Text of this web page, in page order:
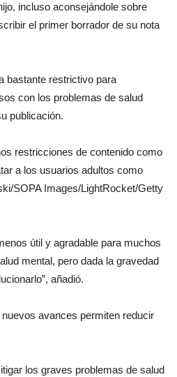
incluso aconsejándole sobre
el primer borrador de su nota
bastante restrictivo para
con los problemas de salud
publicación.
restricciones de contenido como
a los usuarios adultos como
SOPA Images/LightRocket/Getty
útil y agradable para muchos
mental, pero dada la gravedad
añadió.
avances permiten reducir
los graves problemas de salud